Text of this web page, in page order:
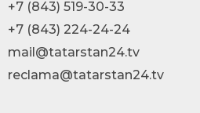
+7 (843) 519-30-33
+7 (843) 224-24-24
mail@tatarstan24.tv
reclama@tatarstan24.tv